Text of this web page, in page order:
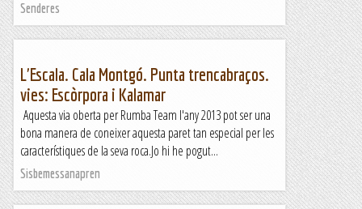
Senderes
L'Escala. Cala Montgó. Punta trencabraços.
vies: Escòrpora i Kalamar
Aquesta via oberta per Rumba Team l'any 2013 pot ser una
bona manera de coneixer aquesta paret tan especial per les
característiques de la seva roca.Jo hi he pogut...
Sisbemessanapren